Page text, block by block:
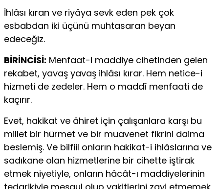
İhlâsı kıran ve riyâya sevk eden pek çok
esbabdan iki üçünü muhtasaran beyan
edeceğiz.
BİRİNCİSİ: Menfaat-i maddiye cihetinden gelen
rekabet, yavaş yavaş ihlâsı kırar. Hem netice-i
hizmeti de zedeler. Hem o maddî menfaati de
kaçırır.
Evet, hakikat ve âhiret için çalışanlara karşı bu
millet bir hürmet ve bir muavenet fikrini daima
beslemiş. Ve bilfiil onların hakikat-i ihlâslarına ve
sadıkane olan hizmetlerine bir cihette iştirak
etmek niyetiyle, onların hâcât-ı maddiyelerinin